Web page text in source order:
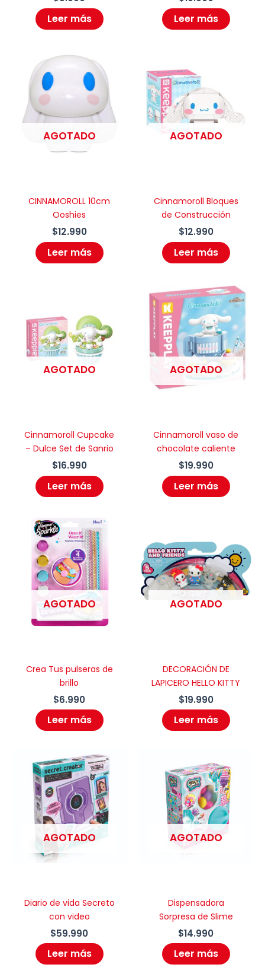
Leer más Leer más
AGOTADO
CINNAMOROLL 10cm
Ooshies
$12.990
Leer más
AGOTADO
Cinnamoroll Bloques
de Construcción
$12.990
Leer más
AGOTADO
Cinnamoroll Cupcake
– Dulce Set de Sanrio
$16.990
Leer más
AGOTADO
Cinnamoroll vaso de
chocolate caliente
$19.990
Leer más
AGOTADO
Crea Tus pulseras de
brillo
$6.990
Leer más
AGOTADO
DECORACIÓN DE
LAPICERO HELLO KITTY
$19.990
Leer más
AGOTADO
Diario de vida Secreto
con video
$59.990
Leer más
AGOTADO
Dispensadora
Sorpresa de Slime
$14.990
Leer más